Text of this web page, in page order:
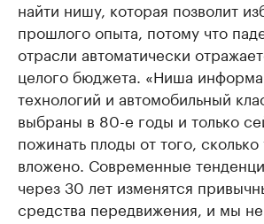
найти нишу, которая позволит
прошлого опыта, потому что
отрасли автоматически
целого бюджета. «Ниша
технологий и автомобильный
выбраны в 80-е годы и только
пожинать плоды от того,
вложено. Современные
через 30 лет изменятся
средства передвижения, и мы